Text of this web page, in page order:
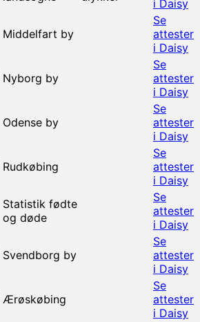
i Daisy
Middelfart by
Se
attester
i Daisy
Nyborg by
Se
attester
i Daisy
Odense by
Se
attester
i Daisy
Rudkøbing
Se
attester
i Daisy
Statistik fødte
og døde
Se
attester
i Daisy
Svendborg by
Se
attester
i Daisy
Ærøskøbing
Se
attester
i Daisy